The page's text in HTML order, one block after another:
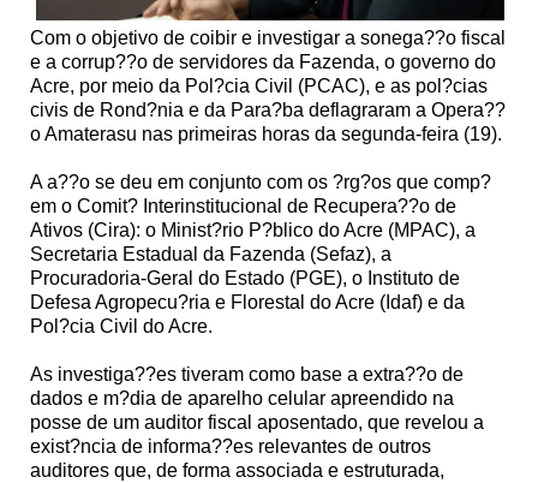
Com o objetivo de coibir e investigar a sonega??o fiscal
e a corrup??o de servidores da Fazenda, o governo do
Acre, por meio da Pol?cia Civil (PCAC), e as pol?cias
civis de Rond?nia e da Para?ba deflagraram a Opera??
o Amaterasu nas primeiras horas da segunda-feira (19).
A a??o se deu em conjunto com os ?rg?os que comp?
em o Comit? Interinstitucional de Recupera??o de
Ativos (Cira): o Minist?rio P?blico do Acre (MPAC), a
Secretaria Estadual da Fazenda (Sefaz), a
Procuradoria-Geral do Estado (PGE), o Instituto de
Defesa Agropecu?ria e Florestal do Acre (Idaf) e da
Pol?cia Civil do Acre.
As investiga??es tiveram como base a extra??o de
dados e m?dia de aparelho celular apreendido na
posse de um auditor fiscal aposentado, que revelou a
exist?ncia de informa??es relevantes de outros
auditores que, de forma associada e estruturada,